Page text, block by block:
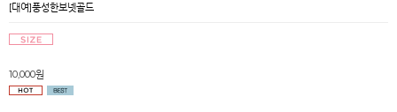
[대여]풍성한보넷골드
10,000원